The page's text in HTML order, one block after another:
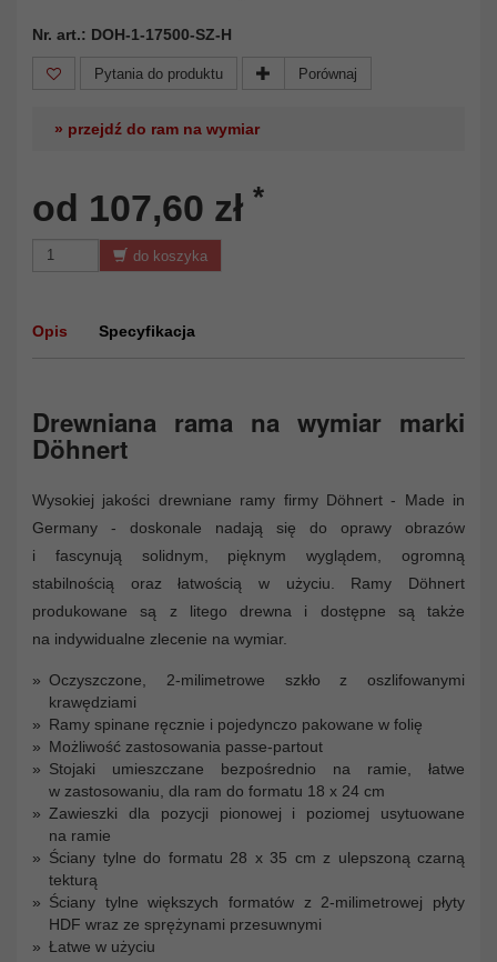
Nr. art.: DOH-1-17500-SZ-H
Pytania do produktu Porównaj
» przejdź do ram na wymiar
od 107,60 zł *
do koszyka
Opis Specyfikacja
Drewniana rama na wymiar marki
Döhnert
Wysokiej jakości drewniane ramy firmy Döhnert - Made in
Germany - doskonale nadają się do oprawy obrazów
i fascynują solidnym, pięknym wyglądem, ogromną
stabilnością oraz łatwością w użyciu. Ramy Döhnert
produkowane są z litego drewna i dostępne są także
na indywidualne zlecenie na wymiar.
Oczyszczone, 2-milimetrowe szkło z oszlifowanymi
krawędziami
Ramy spinane ręcznie i pojedynczo pakowane w folię
Możliwość zastosowania passe-partout
Stojaki umieszczane bezpośrednio na ramie, łatwe
w zastosowaniu, dla ram do formatu 18 x 24 cm
Zawieszki dla pozycji pionowej i poziomej usytuowane
na ramie
Ściany tylne do formatu 28 x 35 cm z ulepszoną czarną
tekturą
Ściany tylne większych formatów z 2-milimetrowej płyty
HDF wraz ze sprężynami przesuwnymi
Łatwe w użyciu